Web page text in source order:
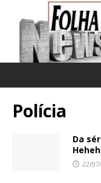
Polícia
Da
22/